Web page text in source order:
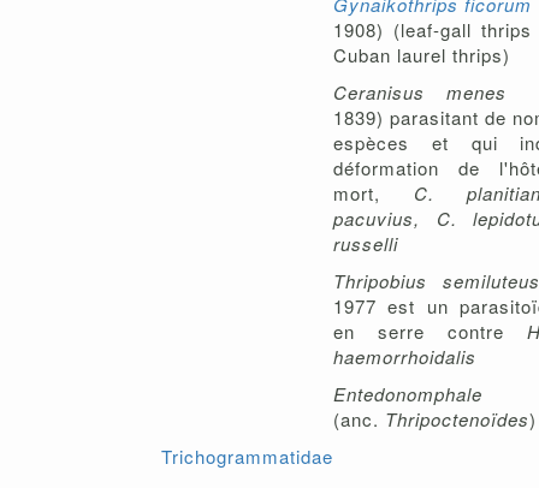
1908) (leaf-gall
Cuban laurel thrips)
Ceranisus
1839) parasitant de
espèces et qui
déformation de
mort, C.
pacuvius, C.
russelli
Thripobius
1977 est un
en serre contre
haemorrhoidalis
Entedonomphale
(anc. Thripoctenoïdes)
Trichogrammatidae